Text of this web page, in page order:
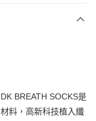
BREATH SOCKS是
料，高新科技植入纖